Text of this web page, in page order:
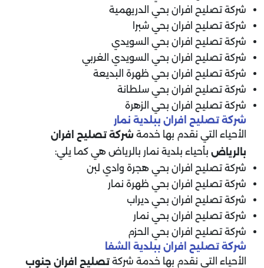
شركة تصليح افران بحي الدريهمية
شركة تصليح افران بحي شبرا
شركة تصليح افران بحي السويدي
شركة تصليح افران بحي السويدي الغربي
شركة تصليح افران بحي ظهرة البديعة
شركة تصليح افران بحي سلطانة
شركة تصليح افران بحي الزهرة
شركة تصليح افران ببلدية نمار
الأحياء التي نقدم بها خدمة شركة تصليح افران
بالرياض بأحياء بلدية نمار بالرياض هي كما يلي:
شركة تصليح افران بحي هجرة وادي لبن
شركة تصليح افران بحي ظهرة نمار
شركة تصليح افران بحي ديراب
شركة تصليح افران بحي نمار
شركة تصليح افران بحي الحزم
شركة تصليح افران ببلدية الشفا
الأحياء التي نقدم بها خدمة شركة تصليح افران جنوب